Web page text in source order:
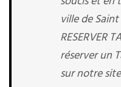
ville de
RESERVER
réserver un
sur notre